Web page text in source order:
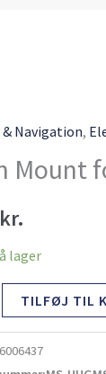
Navigation,
Mount
kr.
lager
TILFØJ TIL